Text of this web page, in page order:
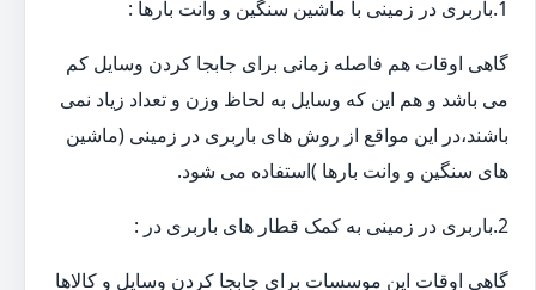
1.باربری در زمینی با ماشین سنگین و وانت بارها :
گاهی اوقات هم فاصله زمانی برای جابجا کردن وسایل کم
می باشد و هم این که وسایل به لحاظ وزن و تعداد زیاد نمی
باشند،در این مواقع از روش های باربری در زمینی (ماشین
های سنگین و وانت بارها )استفاده می شود.
2.باربری در زمینی به کمک قطار های باربری در :
گاهی اوقات این موسسات برای جابجا کردن وسایل و کالاها